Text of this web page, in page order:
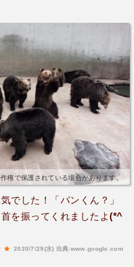
権で保護されている場合があります。
でした！「パンくん？」
を振ってくれましたよ(*^
2020/7/29(水) 出典:www.google.com